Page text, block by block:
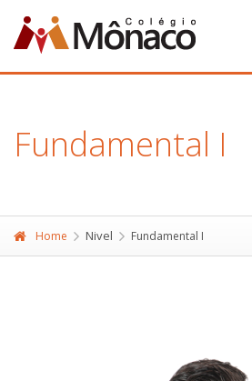
Fundamental I
Home Nivel Fundamental I